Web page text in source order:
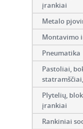
įrankiai
Metalo
Montavimo
Pneumatika
Pastoliai,
Plytelių,
įrankiai
Rankiniai